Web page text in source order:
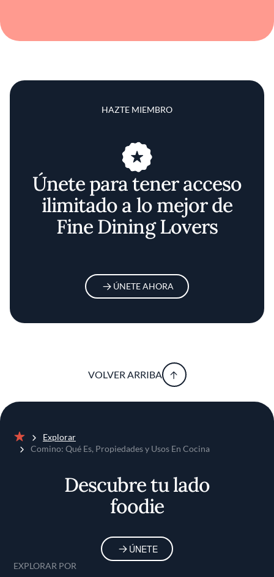
HAZTE MIEMBRO
Únete para tener acceso
ilimitado a lo mejor de
Fine Dining Lovers
ÚNETE AHORA
VOLVER ARRIBA
Inicio
Explorar
Comino: Qué Es, Propiedades y Usos En Cocina
Descubre tu lado
foodie
ÚNETE
EXPLORAR POR